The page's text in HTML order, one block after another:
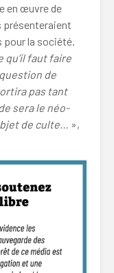
en œuvre de
présenteraient
la société.
qu’il faut faire
de
pas tant
sera le néo-
de culte…
»,